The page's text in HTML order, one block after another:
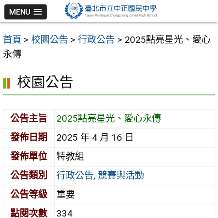
跳
至
主
要
容
區
MENU
首頁 > 校園公告 > 行政公告 > 2025點亮星光、愛心
永傳
校園公告
公告主旨
2025點亮星光、愛心永傳
發佈日期
2025 年 4 月 16 日
發佈單位
特教組
公告類別
行政公告, 競賽與活動
公告等級
重要
點閱次數
334